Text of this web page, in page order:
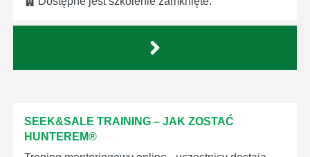
SEEK&SALE TRAINING – JAK ZOSTAĆ
HUNTEREM®